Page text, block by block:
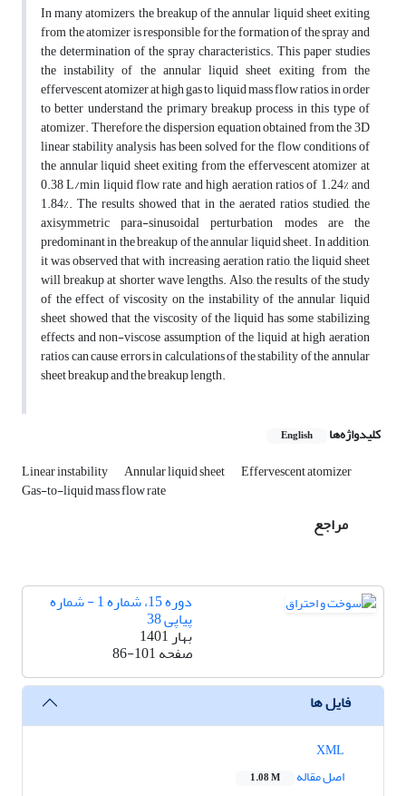
In many atomizers, the breakup of the annular liquid sheet exiting
from the atomizer is responsible for the formation of the spray and
the determination of the spray characteristics. This paper studies
the instability of the annular liquid sheet exiting from the
effervescent atomizer at high gas to liquid mass flow ratios, in order
to better understand the primary breakup process in this type of
atomizer. Therefore, the dispersion equation obtained from the 3D
linear stability analysis has been solved for the flow conditions of
the annular liquid sheet exiting from the effervescent atomizer at
0.38 L/min liquid flow rate and high aeration ratios of 1.24% and
1.84%. The results showed that in the aerated ratios studied, the
axisymmetric para-sinusoidal perturbation modes are the
predominant in the breakup of the annular liquid sheet. In addition,
it was observed that with increasing aeration ratio, the liquid sheet
will breakup at shorter wave lengths. Also, the results of the study
of the effect of viscosity on the instability of the annular liquid
sheet showed that the viscosity of the liquid has some stabilizing
effects and non-viscose assumption of the liquid at high aeration
ratios can cause errors in calculations of the stability of the annular
sheet breakup and the breakup length.
کلیدواژه‌ها English
Linear instability Annular liquid sheet Effervescent atomizer
Gas-to-liquid mass flow rate
مراجع
دوره 15، شماره 1 - شماره
پیاپی 38
بهار 1401
صفحه86-101
فایل ها
اصل مقاله
1.08 M